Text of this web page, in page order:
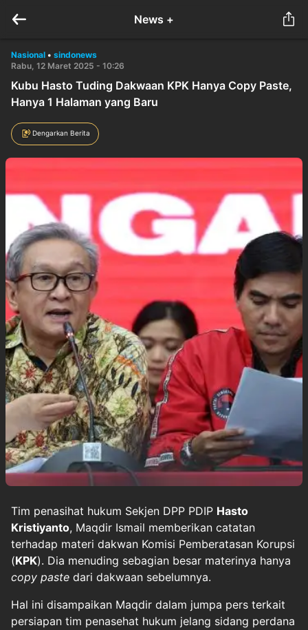
News +
Nasional • sindonews
Rabu, 12 Maret 2025 - 10:26
Kubu Hasto Tuding Dakwaan KPK Hanya Copy Paste,
Hanya 1 Halaman yang Baru
Dengarkan Berita
Tim penasihat hukum Sekjen DPP PDIP Hasto
Kristiyanto, Maqdir Ismail memberikan catatan
terhadap materi dakwan Komisi Pemberatasan Korupsi
(KPK). Dia menuding sebagian besar materinya hanya
copy paste dari dakwaan sebelumnya.
Hal ini disampaikan Maqdir dalam jumpa pers terkait
persiapan tim penasehat hukum jelang sidang perdana